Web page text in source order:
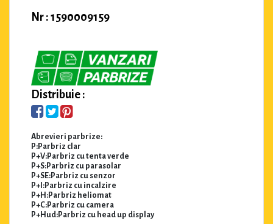
Nr : 1590009159
Distribuie :
Abrevieri parbrize:
P:Parbriz clar
P+V:Parbriz cu tenta verde
P+S:Parbriz cu parasolar
P+SE:Parbriz cu senzor
P+I:Parbriz cu incalzire
P+H:Parbriz heliomat
P+C:Parbriz cu camera
P+Hud:Parbriz cu head up display